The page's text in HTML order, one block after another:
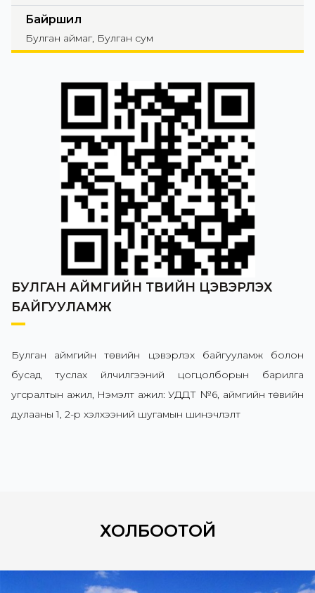
Байршил
Булган аймаг, Булган сум
БУЛГАН АЙМГИЙН ТӨВИЙН ЦЭВЭРЛЭХ
БАЙГУУЛАМЖ
Булган аймгийн төвийн цэвэрлэх байгууламж болон
бусад туслах үйлчилгээний цогцолборын барилга
угсралтын ажил, Нэмэлт ажил: УДДТ №6, аймгийн төвийн
дулааны 1, 2-р хэлхээний шугамын шинэчлэлт
ХОЛБООТОЙ